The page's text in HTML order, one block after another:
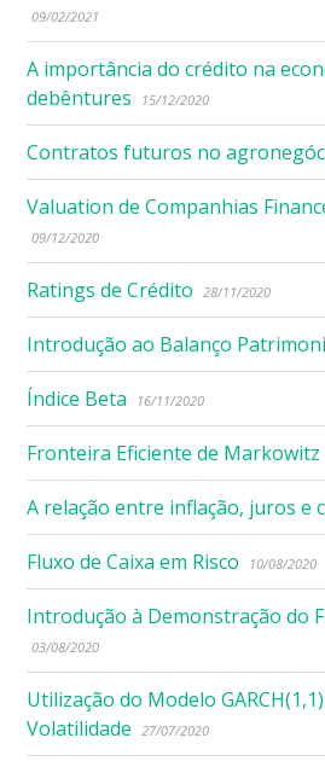
09/02/2021
A importância do crédito na
debêntures
15/12/2020
Contratos futuros no
Valuation de Companhias
09/12/2020
Ratings de Crédito 28/11/2020
Introdução ao Balanço
Índice Beta 16/11/2020
Fronteira Eficiente de Markowitz
A relação entre inflação, juros e
Fluxo de Caixa em Risco 10/08/2020
Introdução à Demonstração do
03/08/2020
Utilização do Modelo
Volatilidade
27/07/2020